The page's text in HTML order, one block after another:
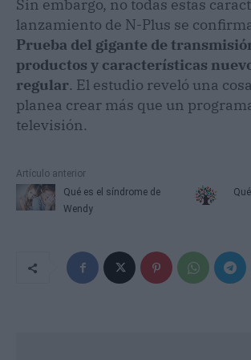
Sin embargo, no todas estas
lanzamiento de N-Plus se
Prueba del gigante de
productos y características
regular. El estudio reveló una
planea crear más que un
televisión.
Artículo anterior
Qué es el síndrome de
Wendy